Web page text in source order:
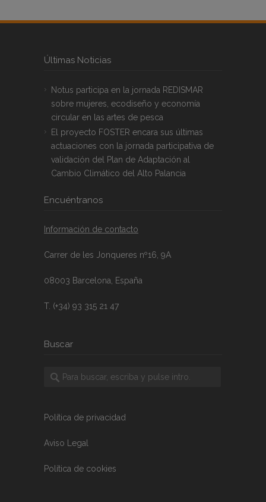
Últimas Noticias
Notus participa en la jornada REDISMAR
sobre mujeres, ecodiseño y economía
circular en las artes de pesca
El proyecto FOSTER encara sus últimas
actuaciones con la jornada participativa de
validación del Plan de Adaptación al
Cambio Climático del Alto Palancia
Encuéntranos
Información de contacto
Carrer de les Jonqueres nº16, 9A
08003 Barcelona, España
T. (+34) 93 315 21 47
Buscar
Política de privacidad
Aviso Legal
Política de cookies